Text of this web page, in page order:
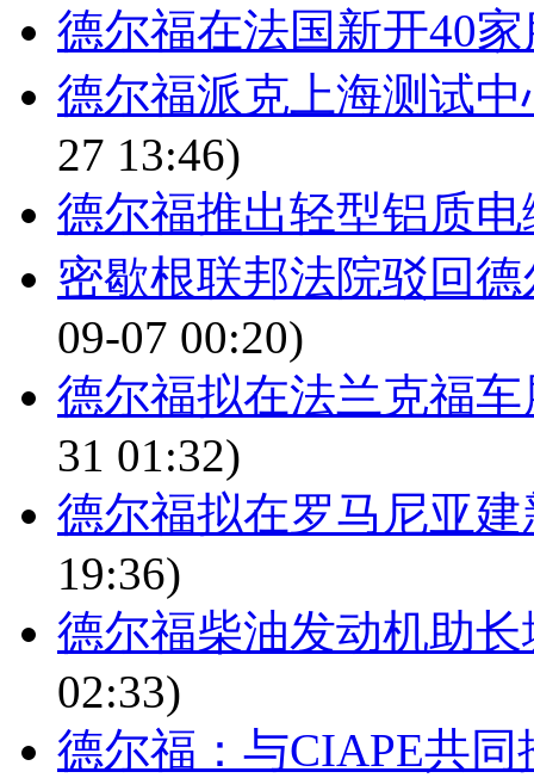
德尔福在法国新开40
德尔福派克上海测试
27 13:46)
德尔福推出轻型铝质电
密歇根联邦法院驳回
09-07 00:20)
德尔福拟在法兰克福
31 01:32)
德尔福拟在罗马尼亚
19:36)
德尔福柴油发动机助
02:33)
德尔福：与CIAPE共